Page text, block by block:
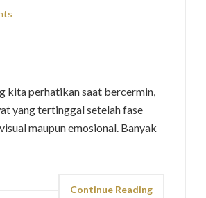
kita perhatikan saat bercermin,
yang tertinggal setelah fase
maupun emosional. Banyak
Continue Reading